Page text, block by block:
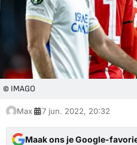
© IMAGO
Max 7 jun. 2022, 20:32
Maak ons je Google-